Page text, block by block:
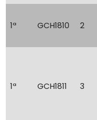
1ª GCH1810 2
1ª GCH1811 3